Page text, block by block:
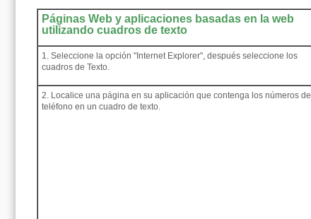
Páginas Web y aplicaciones basadas en la web
utilizando cuadros de texto
1. Seleccione la opción "Internet Explorer", después seleccione los
cuadros de Texto.
2. Localice una página en su aplicación que contenga los números de
teléfono en un cuadro de texto.